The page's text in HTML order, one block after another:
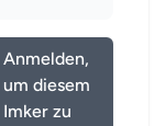
Anmelden,
um diesem
Imker zu